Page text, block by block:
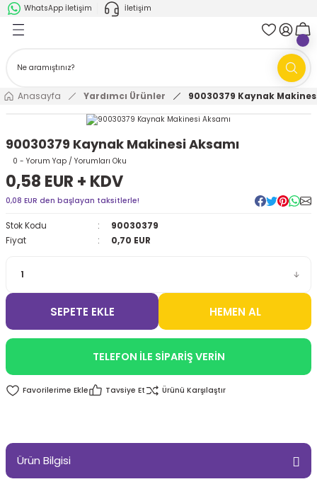
WhatsApp İletişim İletişim
Geri Dön
AMR'ler
Ark Kaynağı Robotları
Ark Kaynağı Robotları
Boya Robotları
Geri Dön
Anasayfa Yardımcı Ürünler 90030379 Kaynak
90030379 Kaynak Makinesi Aksamı
0 - Yorum Yap / Yorumları Oku
0,58 EUR + KDV
0,08 EUR den başlayan taksitlerle!
Stok Kodu
90030379
Fiyat
0,70 EUR
SEPETE EKLE HEMEN AL
TELEFON İLE SİPARİŞ VERİN
Tavsiye Et Ürünü Karşılaştır
Ürün Bilgisi